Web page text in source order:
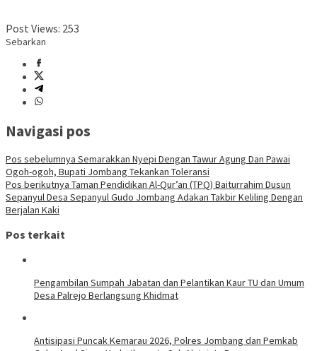
Post Views: 253
Sebarkan
Navigasi pos
Pos sebelumnya Semarakkan Nyepi Dengan Tawur Agung Dan Pawai
Ogoh-ogoh, Bupati Jombang Tekankan Toleransi
Pos berikutnya Taman Pendidikan Al-Qur’an (TPQ) Baiturrahim Dusun
Sepanyul Desa Sepanyul Gudo Jombang Adakan Takbir Keliling Dengan
Berjalan Kaki
Pos terkait
Pengambilan Sumpah Jabatan dan Pelantikan Kaur TU dan Umum
Desa Palrejo Berlangsung Khidmat
Antisipasi Puncak Kemarau 2026, Polres Jombang dan Pemkab